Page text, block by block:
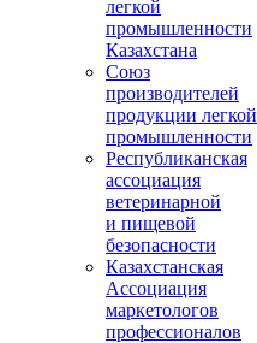
легкой
промышленности
Казахстана
Союз
производителей
продукции легкой
промышленности
Республиканская
ассоциация
ветеринарной
и пищевой
безопасности
Казахстанская
Ассоциация
маркетологов
профессионалов